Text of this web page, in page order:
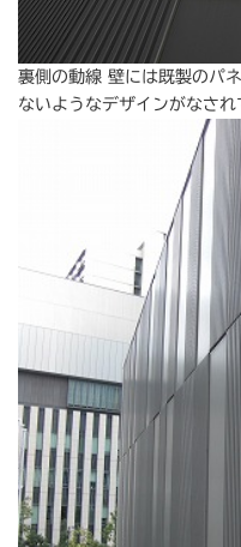
裏側の動線 壁には既製のパ
ないようなデザインがなされ